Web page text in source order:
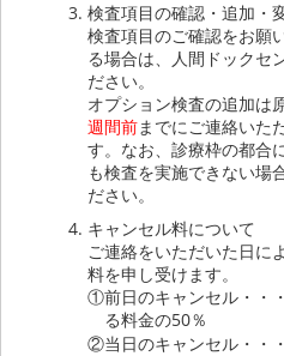
検査項目の確認・追加・
検査項目のご確認をお願
る場合は、人間ドックセ
ださい。
オプション検査の追加は
週間前までにご連絡いた
す。なお、診療枠の都合
も検査を実施できない場
ださい。
キャンセル料について
ご連絡をいただいた日に
料を申し受けます。
①前日のキャンセル・・
る料金の50％
②当日のキャンセル・・